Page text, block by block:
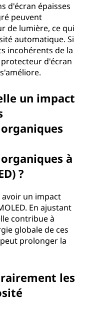
d'écran épaisses
peuvent
de lumière, ce qui
automatique. Si
incohérents de la
d'écran
un impact
à
?
un impact
En ajustant
contribue à
globale de ces
prolonger la
les